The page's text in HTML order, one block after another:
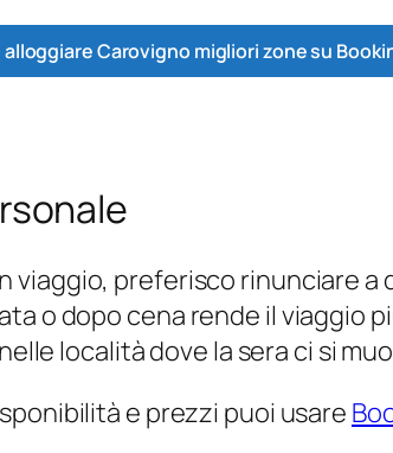
Carovigno migliori zone su
viaggio, preferisco rinunciare
o dopo cena rende il viaggio
località dove la sera ci si
e prezzi puoi usare